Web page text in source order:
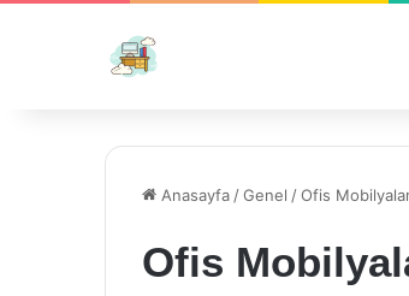
Anasayfa /Genel /Ofis
Ofis